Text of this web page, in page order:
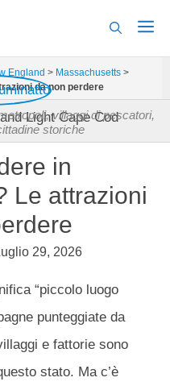
England > Massachusetts >
da non perdere
villaggi di pescatori,
storiche
in
Le attrazioni
29, 2026
“piccolo luogo
punteggiate da
e fattorie sono
stato. Ma c’è